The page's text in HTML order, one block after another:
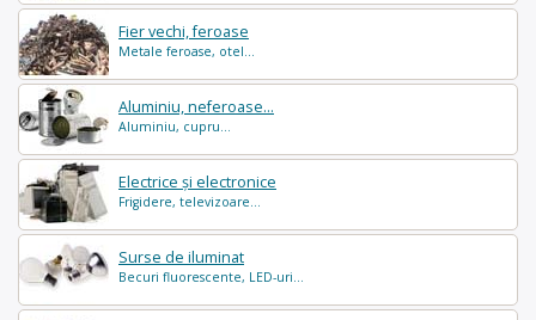
Fier vechi, feroase
Metale feroase, otel...
Aluminiu, neferoase...
Aluminiu, cupru...
Electrice și electronice
Frigidere, televizoare...
Surse de iluminat
Becuri fluorescente, LED-uri...